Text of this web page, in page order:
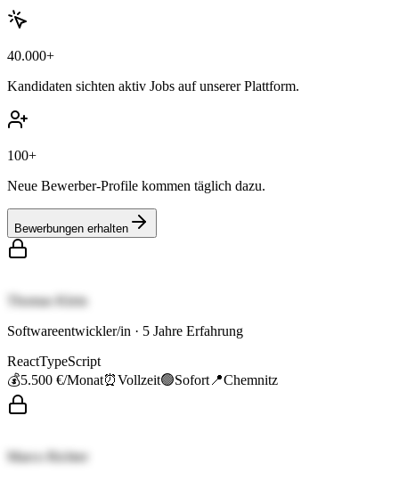
40.000+
Kandidaten sichten aktiv Jobs auf unserer Plattform.
100+
Neue Bewerber-Profile kommen täglich dazu.
Bewerbungen erhalten
Thomas Klein
Softwareentwickler/in · 5 Jahre Erfahrung
ReactTypeScript
💰5.500 €/Monat⏰Vollzeit🟢Sofort 📍Chemnitz
Marco Richter